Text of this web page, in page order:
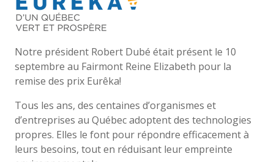
Notre président Robert Dubé était présent le 10
septembre au Fairmont Reine Elizabeth pour la
remise des prix Eurêka!
Tous les ans, des centaines d’organismes et
d’entreprises au Québec adoptent des technologies
propres. Elles le font pour répondre efficacement à
leurs besoins, tout en réduisant leur empreinte